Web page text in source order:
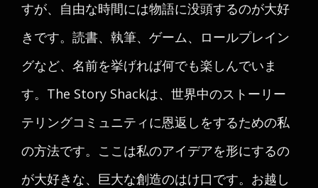
すが、自由な時間には物語に没頭するのが大好
きです。読書、執筆、ゲーム、ロールプレイン
グなど、名前を挙げれば何でも楽しんでいま
す。The Story Shackは、世界中のストーリー
テリングコミュニティに恩返しをするための私
の方法です。ここは私のアイデアを形にするの
が大好きな、巨大な創造のはけ口です。お越し